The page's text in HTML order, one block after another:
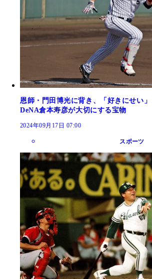
恩師・門田博光に背き、「好きにせい
DeNA倉本寿彦が大切にする宝物
2024年09月17日 07:00
スポーツ